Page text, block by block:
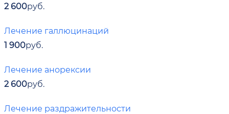
2 600руб.
Лечение галлюцинаций
1 900руб.
Лечение анорексии
2 600руб.
Лечение раздражительности